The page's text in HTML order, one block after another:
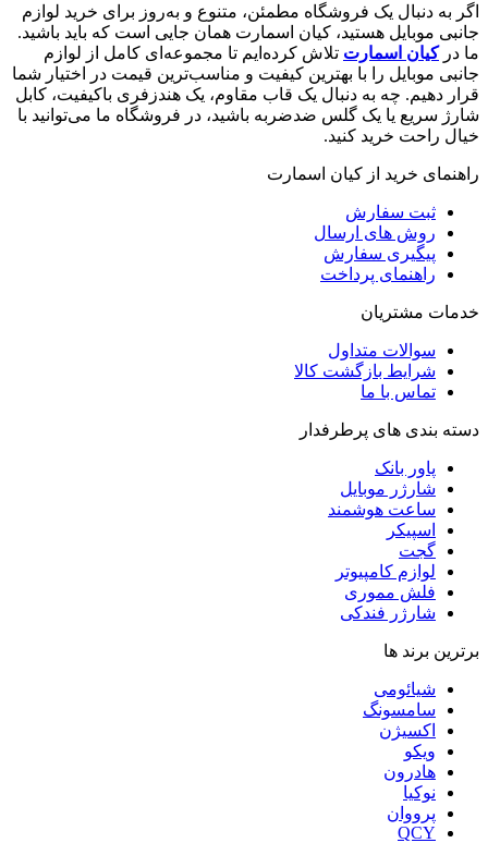
اگر به دنبال یک فروشگاه مطمئن، متنوع و به‌روز برای خرید لوازم
جانبی موبایل هستید، کیان اسمارت همان جایی است که باید باشید.
ما درکیان اسمارت تلاش کرده‌ایم تا مجموعه‌ای کامل از لوازم
جانبی موبایل را با بهترین کیفیت و مناسب‌ترین قیمت در اختیار شما
قرار دهیم. چه به دنبال یک قاب مقاوم، یک هندزفری باکیفیت، کابل
شارژ سریع یا یک گلس ضدضربه باشید، در فروشگاه ما می‌توانید با
خیال راحت خرید کنید.
راهنمای خرید از کیان اسمارت
ثبت سفارش
روش‌ های ارسال
پیگیری سفارش
راهنمای پرداخت
خدمات مشتریان
سوالات متداول
شرایط بازگشت کالا
تماس با ما
دسته بندی های پرطرفدار
پاور بانک
شارژر موبایل
ساعت هوشمند
اسپیکر
گجت
لوازم کامپیوتر
فلش مموری
شارژر فندکی
برترین برند ها
شیائومی
سامسونگ
اکسیژن
ویکو
هادرون
نوکیا
پرووان
QCY